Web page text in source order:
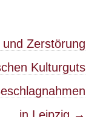
und Zerstörung
Kulturguts